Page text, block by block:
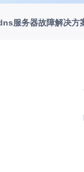
服务器故障解决方